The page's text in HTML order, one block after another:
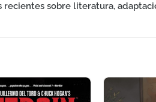
recientes sobre literatura,